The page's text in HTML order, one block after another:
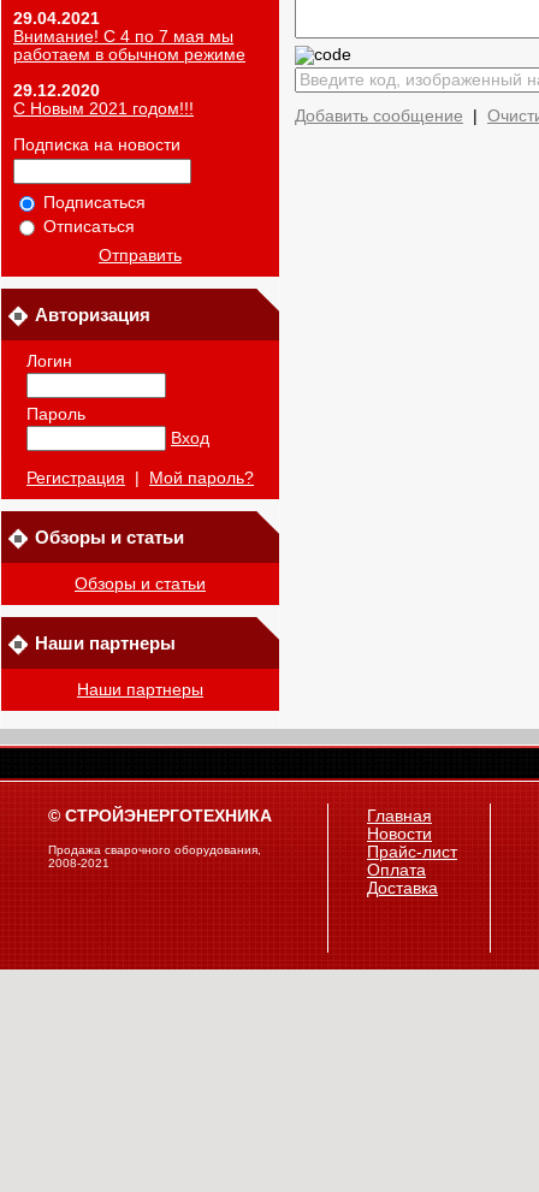
29.04.2021
Внимание! С 4 по 7 мая мы
работаем в обычном режиме
29.12.2020
С Новым 2021 годом!!!
Подписка на новости
Подписаться
Отписаться
Отправить
Авторизация
Логин
Пароль
Вход
Регистрация Мой пароль?
Обзоры и статьи
Обзоры и статьи
Наши партнеры
Наши партнеры
Добавить сообщение
© СТРОЙЭНЕРГОТЕХНИКА
Продажа сварочного оборудования,
2008-2021
Главная
Новости
Прайс-лист
Оплата
Доставка